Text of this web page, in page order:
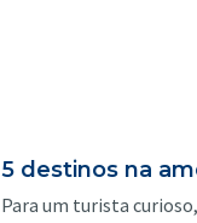
5 destinos na
Para um turista